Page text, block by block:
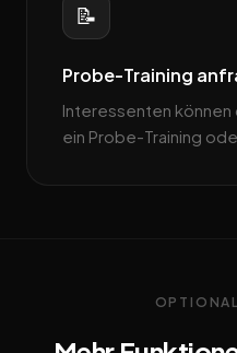
📝
Probe-Training
Interessenten
ein Probe-Training